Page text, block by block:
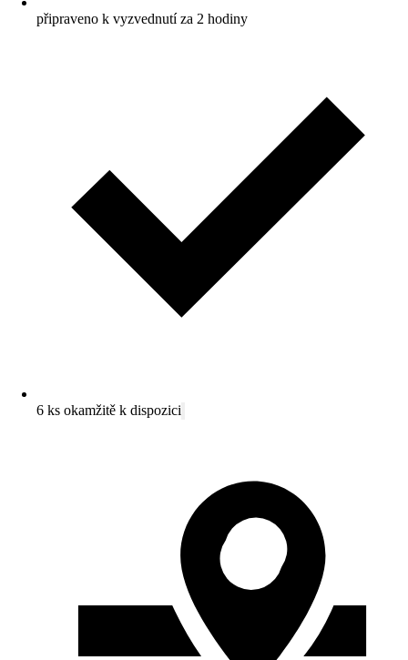
připraveno k vyzvednutí za 2 hodiny
6 ks okamžitě k dispozici